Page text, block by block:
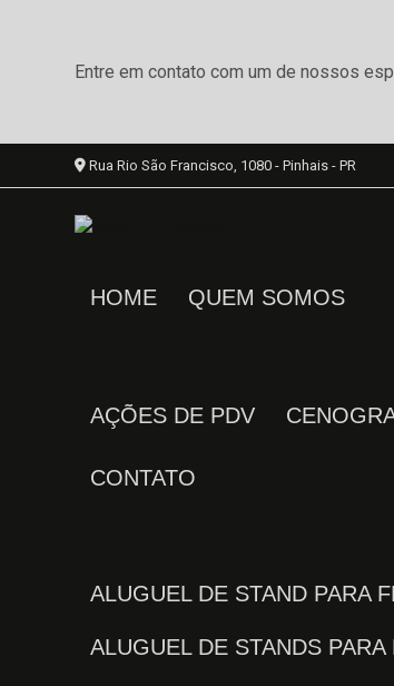
Entre em contato com um de nossos
Rua Rio São Francisco, 1080 - Pinhais - PR
HOME QUEM SOMOS
AÇÕES DE PDV
CONTATO
ALUGUEL DE STAND PARA
ALUGUEL DE STANDS